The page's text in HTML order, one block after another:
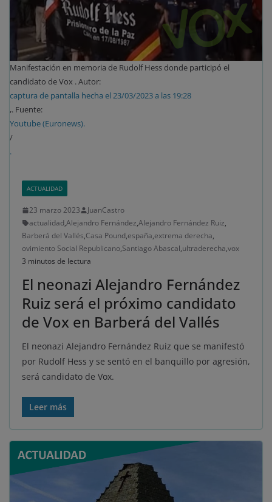
Manifestación en memoria de Rudolf Hess donde participó el
candidato de Vox . Autor:
captura de pantalla hecha el 23/03/2023 a las 19:28
,. Fuente:
Youtube (Euronews).
/
.
ACTUALIDAD
23 marzo 2023
JuanCastro
actualidad,Alejandro Fernández,Alejandro Fernández Ruiz,
Barberá del Vallés,Casa Pound,españa,extrema derecha,
ovimiento Social Republicano,Santiago Abascal,ultraderecha,vox
3 minutos de lectura
El neonazi Alejandro Fernández
Ruiz será el próximo candidato
de Vox en Barberá del Vallés
El neonazi Alejandro Fernández Ruiz que se manifestó
por Rudolf Hess y se sentó en el banquillo por agresión,
será candidato de Vox.
Leer más